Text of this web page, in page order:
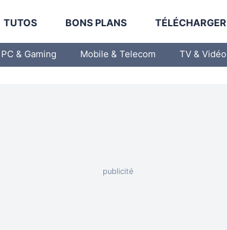
TUTOS BONS PLANS TÉLÉCHARGER
PC & Gaming Mobile & Telecom TV & Vidéo